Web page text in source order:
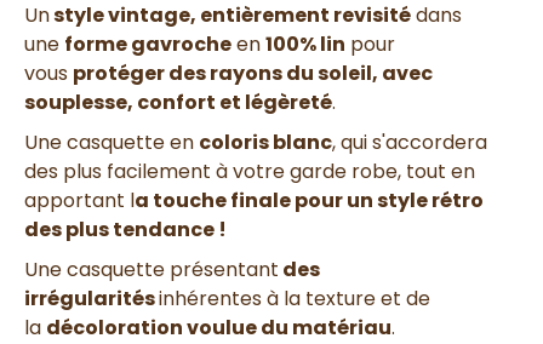
Unstyle vintage, entièrement revisitédans
une forme gavrocheen100% lin pour
vous protéger des rayons du soleil, avec
souplesse, confort et légèreté.
Une casquette en coloris blanc, qui s'accordera
des plus facilement à votre garde robe, tout en
apportant la touche finale pour un style rétro
des plus tendance !
Une casquette présentant des
irrégularitésinhérentes à la texture et de
la décoloration voulue du matériau.